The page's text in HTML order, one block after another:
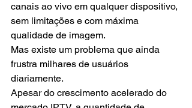
canais ao vivo em qualquer dispositivo,
sem limitações e com máxima
qualidade de imagem.
Mas existe um problema que ainda
frustra milhares de usuários
diariamente.
Apesar do crescimento acelerado do